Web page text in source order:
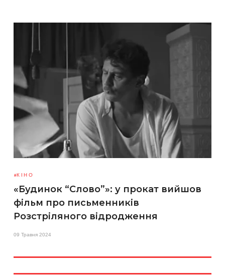
КІНО
«Будинок “Слово”»: у прокат вийшов
фільм про письменників
Розстріляного відродження
09 Травня 2024